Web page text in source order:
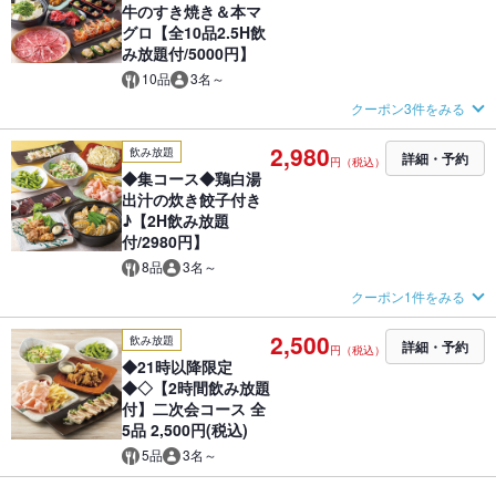
牛のすき焼き＆本マ
グロ【全10品2.5H飲
み放題付/5000円】
10品 3名～
クーポン3件をみる
飲み放題
◆集コース◆鶏白湯
出汁の炊き餃子付き
♪【2H飲み放題
付/2980円】
8品 3名～
2,980円（税込） 詳細・予約
クーポン1件をみる
飲み放題
◆21時以降限定
◆◇【2時間飲み放題
付】二次会コース 全
5品 2,500円(税込)
5品 3名～
2,500円（税込） 詳細・予約